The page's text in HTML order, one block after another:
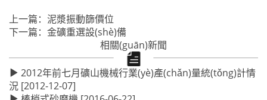
上一篇： 泥漿振動篩價位
下一篇： 金礦重選設(shè)備
相關(guān)新聞
2012年前七月礦山機械行業(yè)產(chǎn)量統(tǒng)計情
況 [2012-12-07]